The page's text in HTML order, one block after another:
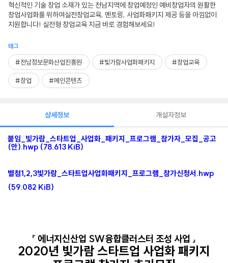
혁신적인 기술 창업 소재가 있는 전남지역에 창업예정인 예비창업자의 원활한
창업사업화를 위하여실전창업교육, 멘토링, 사업화패키지 제공 등을 아낌없이
지원합니다! 실전형 창업교육 지금 바로 경험해보세요!
태그
#전남정보문화산업진흥원 #빛가람사업화패키지 #창업교육
#창업 #메인콘텐츠
상세정보
붙임_빛가람_스타트업_사업화_패키지_프로그램_참가자_모집_공고
(안).hwp (78.613 KiB)
별첨1,2,3빛가람_스타트업사업화패키지_프로그램_참가신청서.hwp
(59.082 KiB)
『 에너지신산업 SW융합클러스터 조성 사업 』
2020년 빛가람 스타트업 사업화 패키지
개설자정보